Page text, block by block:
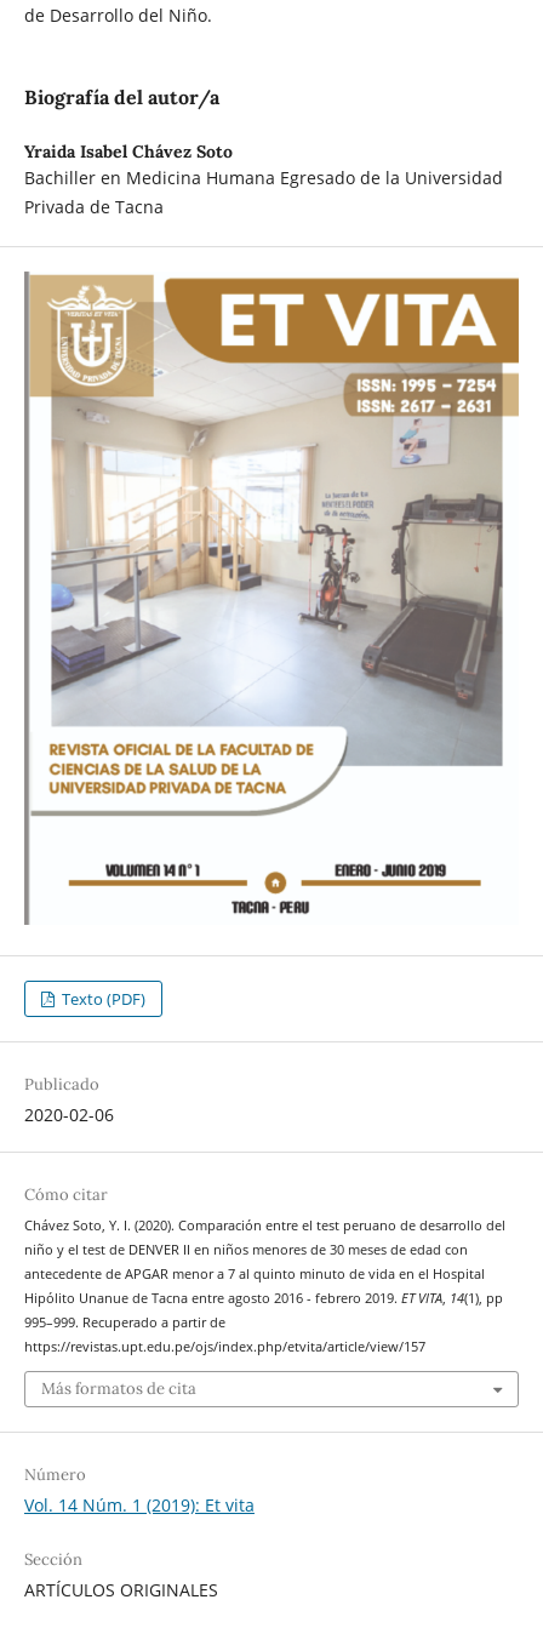
de Desarrollo del Niño.
Biografía del autor/a
Yraida Isabel Chávez Soto
Bachiller en Medicina Humana Egresado de la Universidad
Privada de Tacna
Texto (PDF)
Publicado
2020-02-06
Cómo citar
Chávez Soto, Y. I. (2020). Comparación entre el test peruano de desarrollo del
niño y el test de DENVER II en niños menores de 30 meses de edad con
antecedente de APGAR menor a 7 al quinto minuto de vida en el Hospital
Hipólito Unanue de Tacna entre agosto 2016 - febrero 2019. ET VITA, 14(1), pp
995–999. Recuperado a partir de
https://revistas.upt.edu.pe/ojs/index.php/etvita/article/view/157
Más formatos de cita
Número
Vol. 14 Núm. 1 (2019): Et vita
Sección
ARTÍCULOS ORIGINALES